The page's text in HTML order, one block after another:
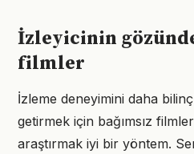
İzleyicinin
filmler
İzleme deneyimini daha
getirmek için bağımsız
araştırmak iyi bir yöntem.